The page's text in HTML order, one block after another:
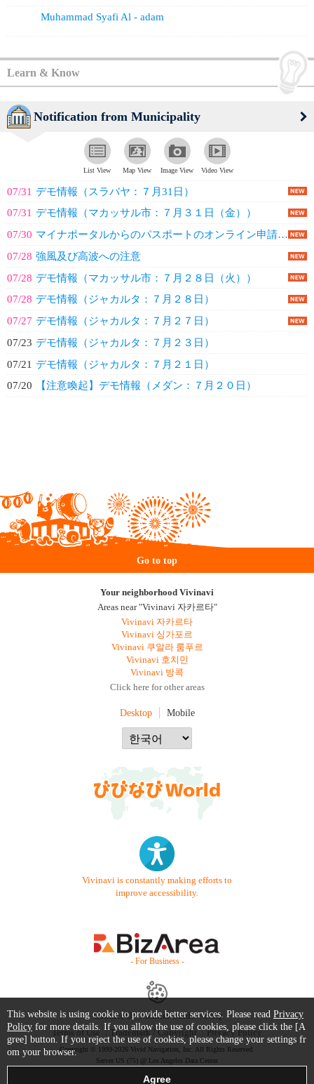
Muhammad Syafi Al - adam
Learn & Know
Notification from Municipality
List View Map View Image View Video View
07/31 デモ情報（スラバヤ：７月31日）
07/31 デモ情報（マカッサル市：７月３１日（金））
07/30 マイナポータルからのパスポートのオンライン申請の運用開始
07/28 強風及び高波への注意
07/28 デモ情報（マカッサル市：７月２８日（火））
07/28 デモ情報（ジャカルタ：７月２８日）
07/27 デモ情報（ジャカルタ：７月２７日）
07/23 デモ情報（ジャカルタ：７月２３日）
07/21 デモ情報（ジャカルタ：７月２１日）
07/20
【注意喚起】デモ情報（メダン：７月２０日）
Go to top
Your neighborhood Vivinavi
Areas near "Vivinavi 자카르타"
Vivinavi 자카르타
Vivinavi 싱가포르
Vivinavi 쿠알라 룸푸르
Vivinavi 호치민
Vivinavi 방콕
Click here for other areas
Desktop Mobile
Vivinavi is constantly making efforts to
improve accessibility.
- For Business -
Contact Us Starter Guide
FAQ
Terms of Use
Trademark / Copyright Privacy Policy
Copyright © 1999-2026 Vivid Navigation, Inc. All Rights Reserved.
Server US (75) @ Los Angeles Data Center
This website is using cookie to provide better services. Please read Privacy
Policy for more details. If you allow the use of cookies, please click the [A
gree] button. If you reject the use of cookies, please change your settings fr
om your browser.